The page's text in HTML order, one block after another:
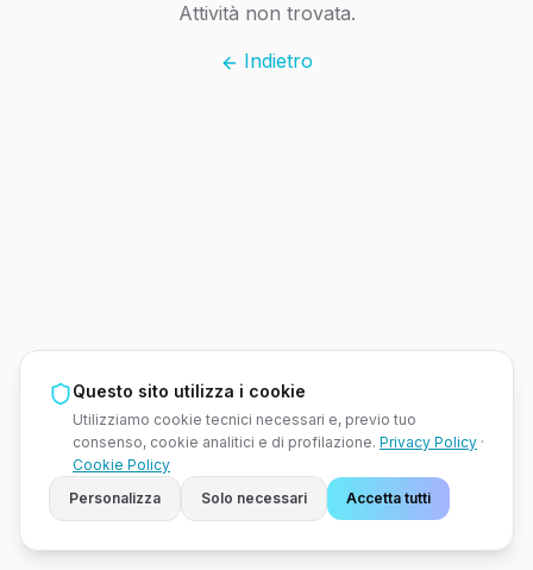
Attività non trovata.
Indietro
Questo sito utilizza i cookie
Utilizziamo cookie tecnici necessari e, previo tuo
consenso, cookie analitici e di profilazione. Privacy Policy ·
Cookie Policy
Personalizza
Solo necessari Accetta tutti